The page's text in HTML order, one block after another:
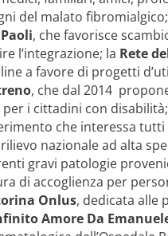
del malato
, che favorisce
l’integrazione; la Rete
a favore di progetti
, che dal 2014
per i cittadini con disabilità;
che interessa tutti
nazionale ad alta
gravi patologie
di accoglienza per
Onlus, dedicata alle
Amore Da